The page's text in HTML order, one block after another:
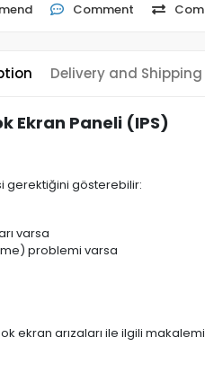
Comment
Delivery and Shipping
Ekran Paneli (IPS)
gerektiğini gösterebilir:
varsa
problemi varsa
ekran arızaları ile ilgili